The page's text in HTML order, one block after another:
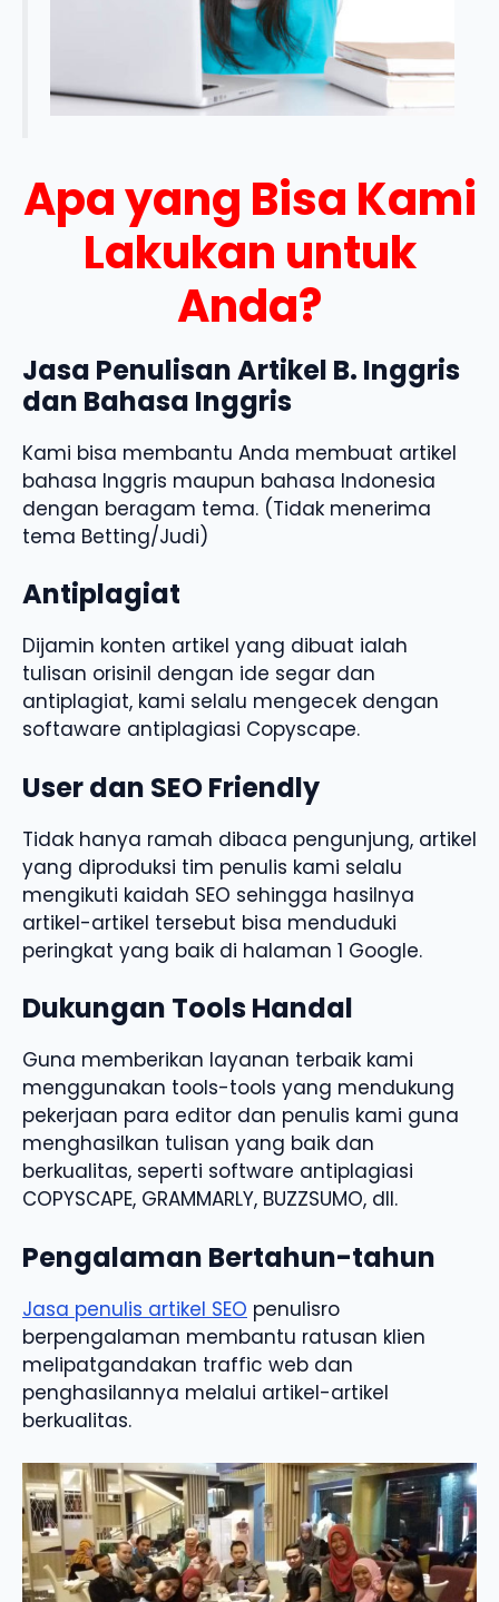
Apa yang Bisa Kami
Lakukan untuk
Anda?
Jasa Penulisan Artikel B. Inggris
dan Bahasa Inggris
Kami bisa membantu Anda membuat artikel
bahasa Inggris maupun bahasa Indonesia
dengan beragam tema. (Tidak menerima
tema Betting/Judi)
Antiplagiat
Dijamin konten artikel yang dibuat ialah
tulisan orisinil dengan ide segar dan
antiplagiat, kami selalu mengecek dengan
softaware antiplagiasi Copyscape.
User dan SEO Friendly
Tidak hanya ramah dibaca pengunjung, artikel
yang diproduksi tim penulis kami selalu
mengikuti kaidah SEO sehingga hasilnya
artikel-artikel tersebut bisa menduduki
peringkat yang baik di halaman 1 Google.
Dukungan Tools Handal
Guna memberikan layanan terbaik kami
menggunakan tools-tools yang mendukung
pekerjaan para editor dan penulis kami guna
menghasilkan tulisan yang baik dan
berkualitas, seperti software antiplagiasi
COPYSCAPE, GRAMMARLY, BUZZSUMO, dll.
Pengalaman Bertahun-tahun
Jasa penulis artikel SEO penulisro
berpengalaman membantu ratusan klien
melipatgandakan traffic web dan
penghasilannya melalui artikel-artikel
berkualitas.